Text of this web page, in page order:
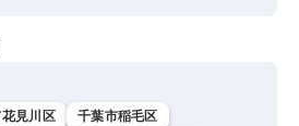
見川区
千葉市稲毛区